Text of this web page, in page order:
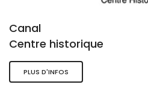
Canal
Centre historique
PLUS D'INFOS